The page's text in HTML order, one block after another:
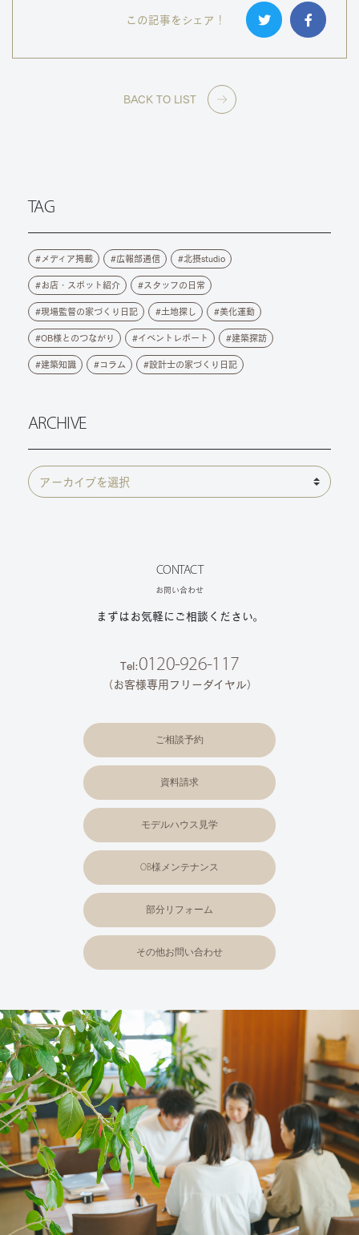
この記事をシェア！
BACK TO LIST
TAG
メディア掲載 広報部通信 北摂studio
お店・スポット紹介 スタッフの日常
現場監督の家づくり日記 土地探し 美化運動
OB様とのつながり イベントレポート 建築探訪
建築知識 コラム 設計士の家づくり日記
ARCHIVE
CONTACT
お問い合わせ
まずはお気軽にご相談ください。
Tel:0120-926-117
（お客様専用フリーダイヤル）
ご相談予約
資料請求
モデルハウス見学
OB様メンテナンス
部分リフォーム
その他お問い合わせ